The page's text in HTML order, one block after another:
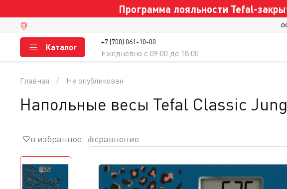
Программа лояльности Tefal-
+7 (700) 061-10-00
Ежедневно c 09:00 до 18:00
Каталог
Главная Не опубликован
Напольные весы Tefal Classic
в избранное сравнение